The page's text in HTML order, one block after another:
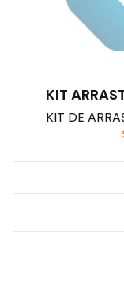
KIT
KIT DE